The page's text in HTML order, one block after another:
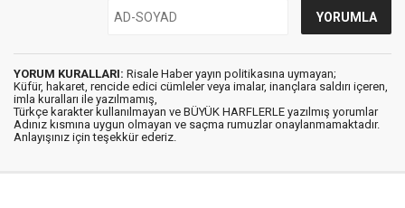
YORUM KURALLARI: Risale Haber yayın politikasına uymayan;
Küfür, hakaret, rencide edici cümleler veya imalar, inançlara saldırı içeren,
imla kuralları ile yazılmamış,
Türkçe karakter kullanılmayan ve BÜYÜK HARFLERLE yazılmış yorumlar
Adınız kısmına uygun olmayan ve saçma rumuzlar onaylanmamaktadır.
Anlayışınız için teşekkür ederiz.